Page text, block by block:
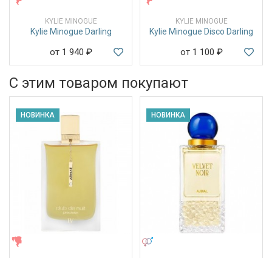
KYLIE MINOGUE
Kylie Minogue Darling
от 1 940 ₽
KYLIE MINOGUE
Kylie Minogue Disco Darling
от 1 100 ₽
С этим товаром покупают
НОВИНКА НОВИНКА